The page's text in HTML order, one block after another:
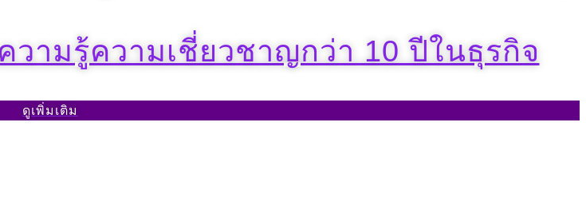
วามรู้ความเชี่ยวชาญกว่า 10 ปีในธุรกิจ
ดูเพิ่มเติม